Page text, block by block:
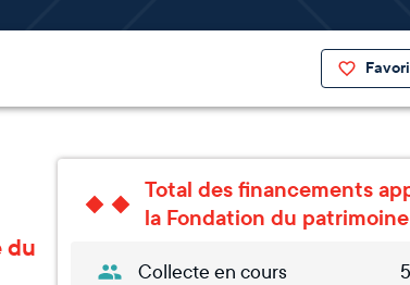
du
Total des financements
la Fondation du patrimoine
Collecte en cours